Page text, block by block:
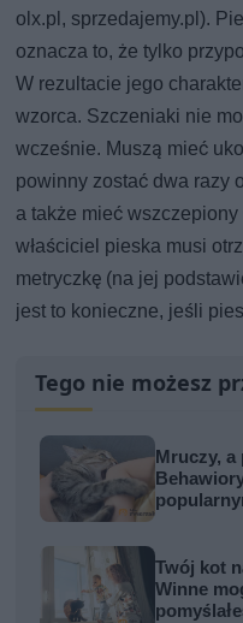
olx.pl, sprzedajemy.pl).
oznacza to, że tylko
W rezultacie jego
wzorca. Szczeniaki nie
wcześnie. Muszą mieć
powinny zostać dwa razy
a także mieć
właściciel pieska musi
metryczkę (na jej
jest to konieczne, jeśli
Tego nie możesz
Mruczy,
Twój kot
Winne